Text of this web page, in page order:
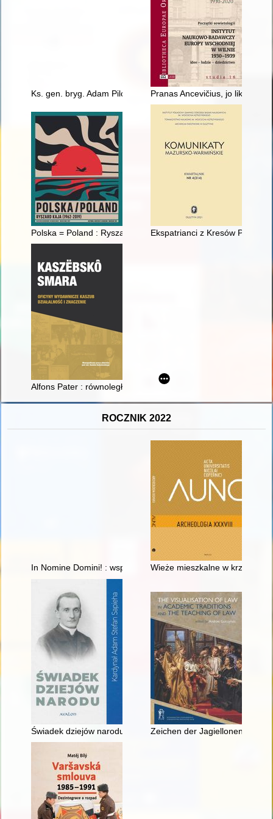
Ks. gen. bryg. Adam Pilch (1965-2010)Pranas Ancevičius, jo likimas ir
Polska = Poland : Ryszard Kaja (1962-2019)
Ekspatrianci z Kresów
Alfons Pater : równoległe ścieżki życia
ROCZNIK 2022
In Nomine Domini! : wspomnienia księdza Józefa Straucha
Wieże mieszkalne w
Świadek dziejów narodu : kardynał Adam Stefan Sapieha
Zeichen der Jagiellonen-